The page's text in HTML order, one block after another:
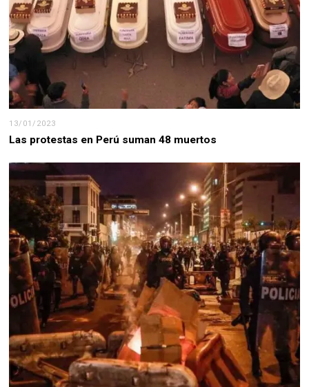
13/01/2023
Las protestas en Perú suman 48 muertos